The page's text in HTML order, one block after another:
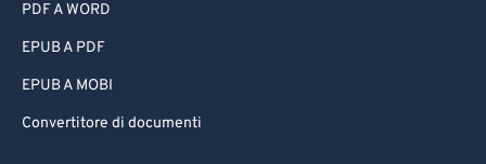
PDF A WORD
EPUB A PDF
EPUB A MOBI
Convertitore di documenti